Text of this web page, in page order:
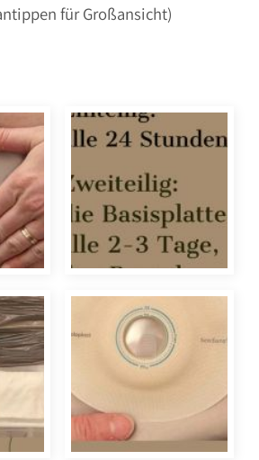
für Großansicht)